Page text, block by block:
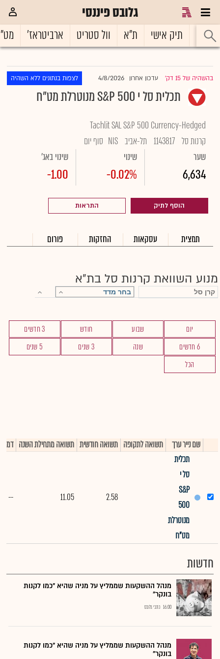
גלובס פיננסי
ראשי תיק אישי ת"א וול סטריט ארביטראז'
בהשהיה של 15 דק' |עדכון אחרון 4/8/2026 לצפות בנתונים ללא השהיה
תכלית סל י S&P 500 מנוטרלת מט"ח
Tachlit SAL S&P 500 Currency-Hedged
קרנות סל 1143817 תל-אביב NIS סוף יום
שער
6,634
שינוי
-0.02%
שינוי באג'
-1.00
הוסף לתיק התראות
תמצית עסקאות החזקות פורום
מנוע השוואת קרנות סל בת"א
יום שבוע חודש
3 חדשים
6 חדשים
שנה 3 שנים
5 שנים
הכל
שם נייר ערך תשואה לתקופה תשואה חודשית תשואה מתחילת השנה דמי
תכלית
סל י
S&P
500
מנוטרלת
מט"ח
2.58
11.05
--
חדשות
מנהל ההשקעות שממליץ על מניה שהיא "כמו לקנות
בונקר"
16:00 כתבי גלובס
מנהל ההשקעות שממליץ על מניה שהיא "כמו לקנות
בונקר"